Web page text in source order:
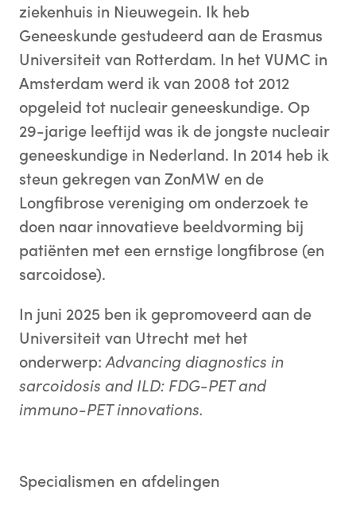
ziekenhuis in Nieuwegein. Ik heb
Geneeskunde gestudeerd aan de Erasmus
Universiteit van Rotterdam. In het VUMC in
Amsterdam werd ik van 2008 tot 2012
opgeleid tot nucleair geneeskundige. Op
29-jarige leeftijd was ik de jongste nucleair
geneeskundige in Nederland. In 2014 heb ik
steun gekregen van ZonMW en de
Longfibrose vereniging om onderzoek te
doen naar innovatieve beeldvorming bij
patiënten met een ernstige longfibrose (en
sarcoidose).
In juni 2025 ben ik gepromoveerd aan de
Universiteit van Utrecht met het
onderwerp:Advancing diagnostics in
sarcoidosis and ILD: FDG-PET and
immuno-PET innovations.
Specialismen en afdelingen